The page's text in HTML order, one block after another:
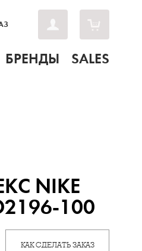
БРЕНДЫ SALES
NIKE
100
КАК СДЕЛАТЬ ЗАКАЗ